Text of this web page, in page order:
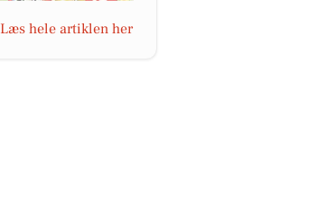
Læs hele artiklen her